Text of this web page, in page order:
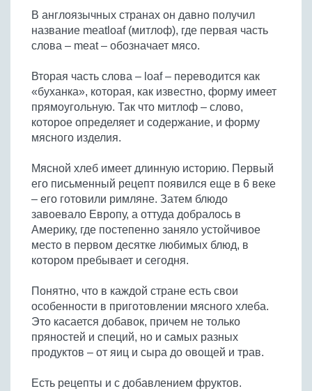
Грибы
Бобовые
Яйца
Крупы
В англоязычных странах он давно получил
название meatloaf (митлоф), где первая часть
слова – meat – обозначает мясо.
Вторая часть слова – loaf – переводится как
«буханка», которая, как известно, форму имеет
прямоугольную. Так что митлоф – слово,
которое определяет и содержание, и форму
мясного изделия.
Мясной хлеб имеет длинную историю. Первый
его письменный рецепт появился еще в 6 веке
– его готовили римляне. Затем блюдо
завоевало Европу, а оттуда добралось в
Америку, где постепенно заняло устойчивое
место в первом десятке любимых блюд, в
котором пребывает и сегодня.
Понятно, что в каждой стране есть свои
особенности в приготовлении мясного хлеба.
Это касается добавок, причем не только
пряностей и специй, но и самых разных
продуктов – от яиц и сыра до овощей и трав.
Есть рецепты и с добавлением фруктов.